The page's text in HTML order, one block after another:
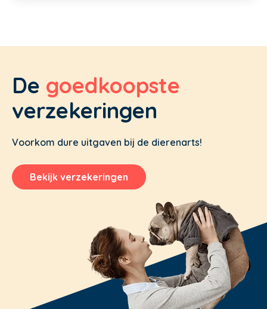
De goedkoopste
verzekeringen
Voorkom dure uitgaven bij de dierenarts!
Bekijk verzekeringen